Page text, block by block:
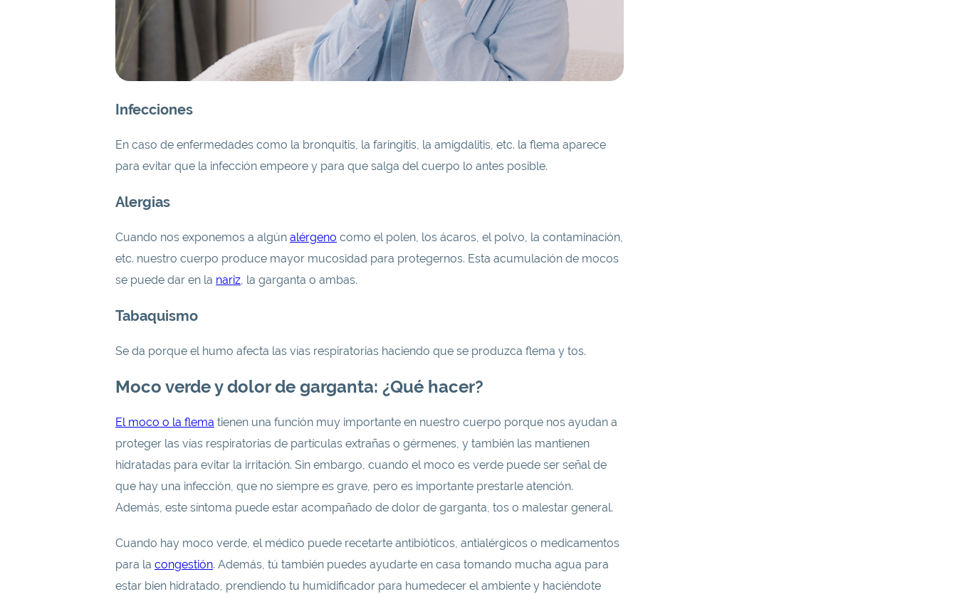
Infecciones
En caso de enfermedades como la bronquitis, la faringitis, la amigdalitis, etc. la flema aparece
para evitar que la infección empeore y para que salga del cuerpo lo antes posible.
Alergias
Cuando nos exponemos a algún alérgeno como el polen, los ácaros, el polvo, la contaminación,
etc. nuestro cuerpo produce mayor mucosidad para protegernos. Esta acumulación de mocos
se puede dar en la nariz, la garganta o ambas.
Tabaquismo
Se da porque el humo afecta las vías respiratorias haciendo que se produzca flema y tos.
Moco verde y dolor de garganta: ¿Qué hacer?
El moco o la flema tienen una función muy importante en nuestro cuerpo porque nos ayudan a
proteger las vías respiratorias de partículas extrañas o gérmenes, y también las mantienen
hidratadas para evitar la irritación. Sin embargo, cuando el moco es verde puede ser señal de
que hay una infección, que no siempre es grave, pero es importante prestarle atención.
Además, este síntoma puede estar acompañado de dolor de garganta, tos o malestar general.
Cuando hay moco verde, el médico puede recetarte antibióticos, antialérgicos o medicamentos
para la congestión. Además, tú también puedes ayudarte en casa tomando mucha agua para
estar bien hidratado, prendiendo tu humidificador para humedecer el ambiente y haciéndote